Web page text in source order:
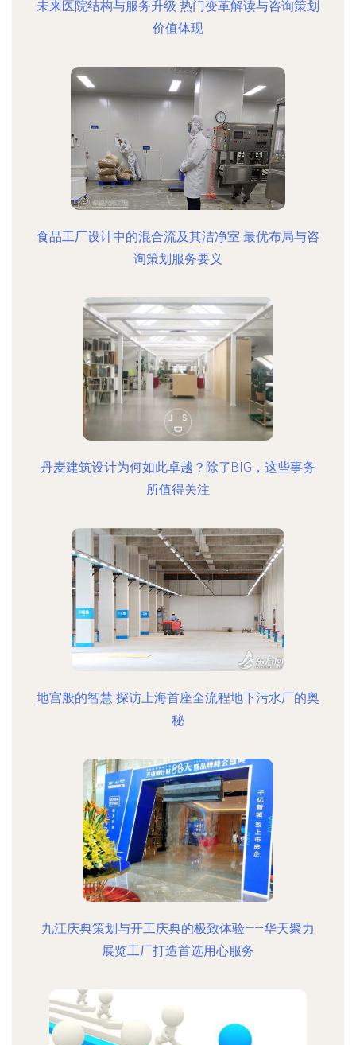
未来医院结构与服务升级 热门变革解读与咨询策划
价值体现
食品工厂设计中的混合流及其洁净室 最优布局与咨
询策划服务要义
丹麦建筑设计为何如此卓越？除了BIG，这些事务
所值得关注
地宫般的智慧 探访上海首座全流程地下污水厂的奥
秘
九江庆典策划与开工庆典的极致体验——华天聚力
展览工厂打造首选用心服务